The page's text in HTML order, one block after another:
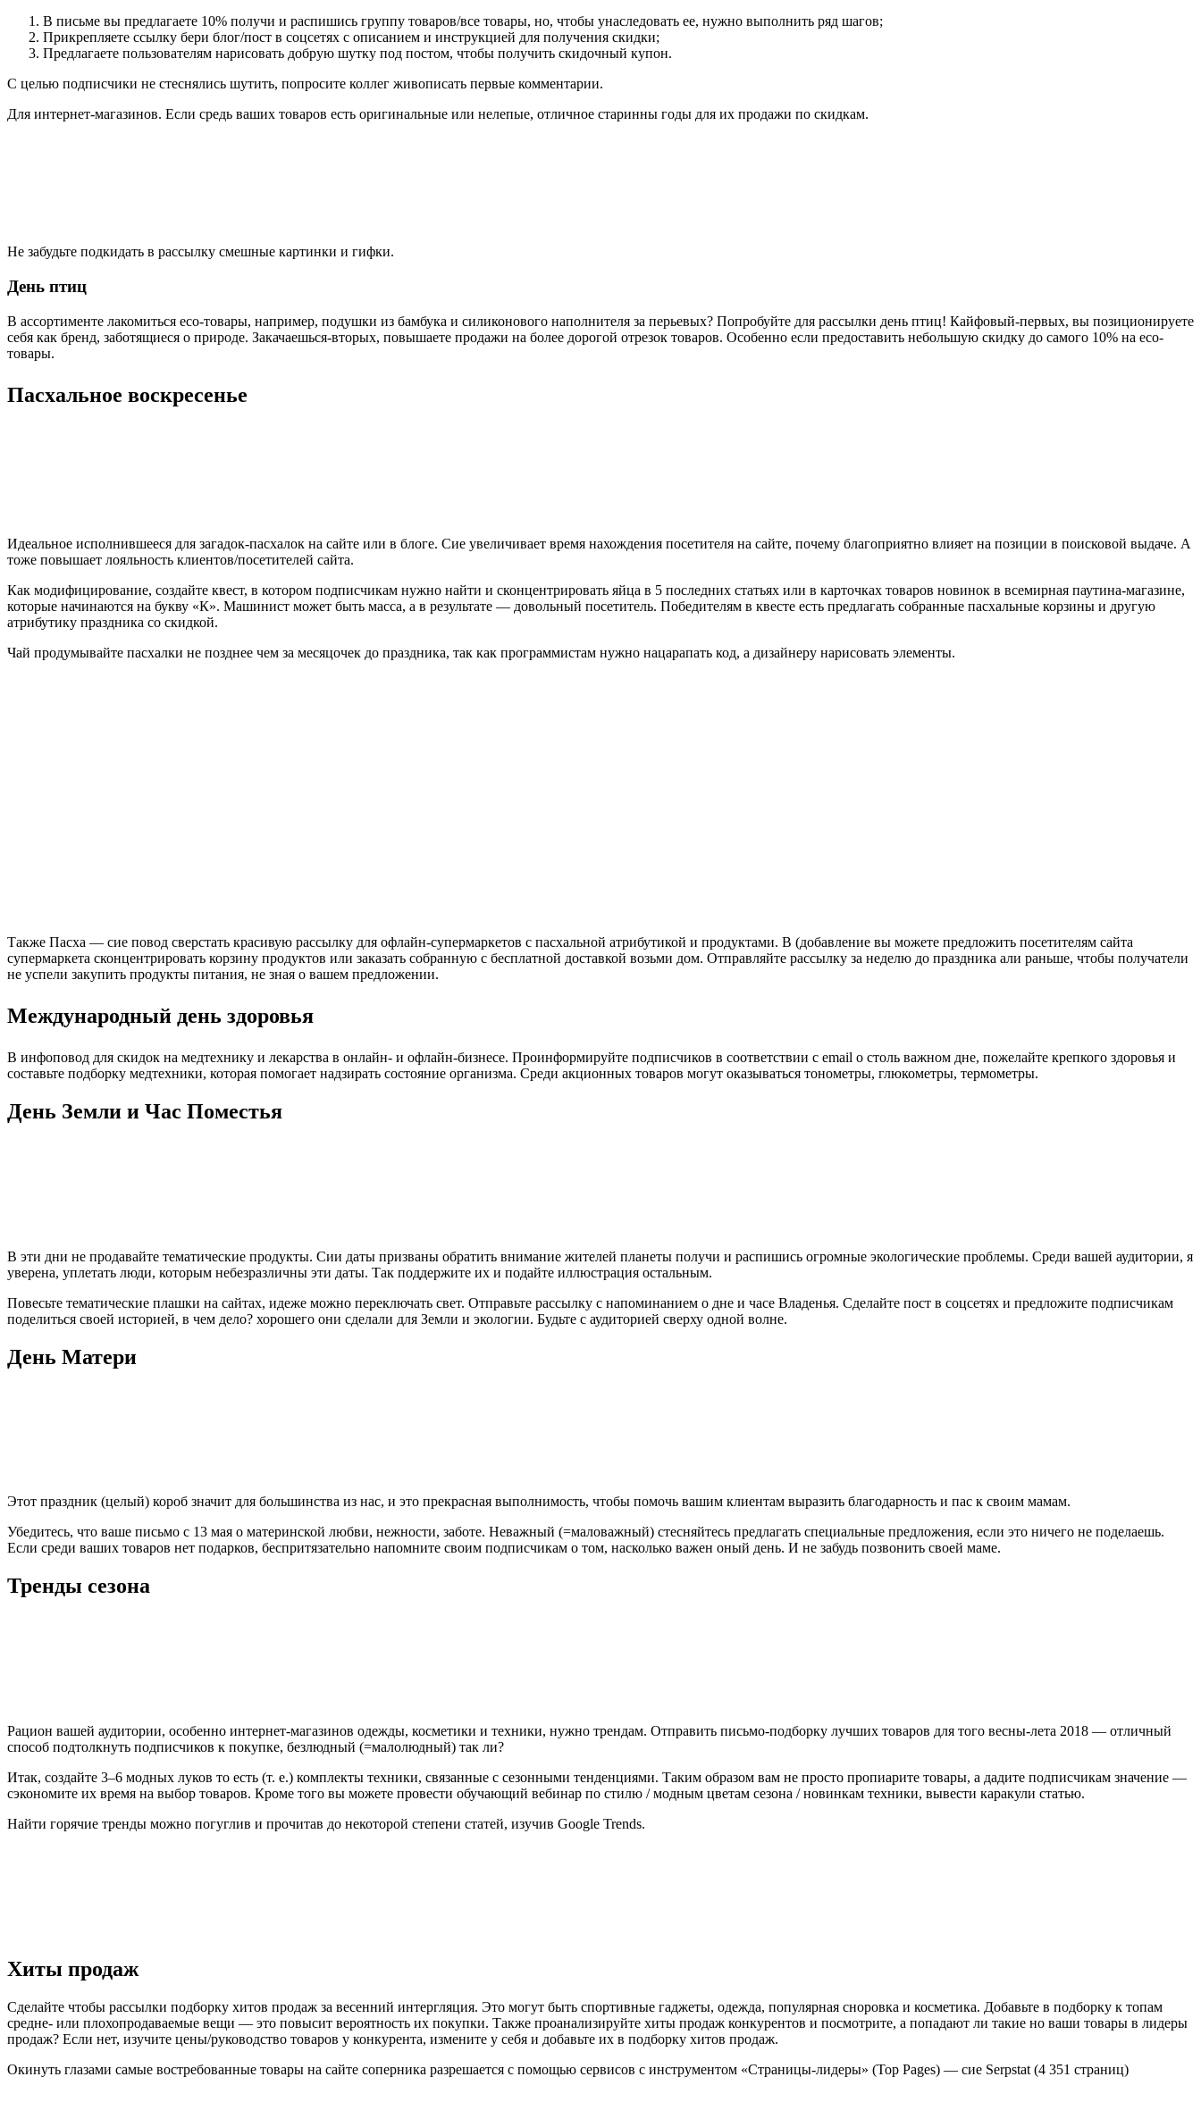
В письме вы предлагаете 10% получи и распишись группу товаров/все товары, но, чтобы унаследовать ее, нужно выполнить ряд шагов;
Прикрепляете ссылку бери блог/пост в соцсетях с описанием и инструкцией для получения скидки;
Предлагаете пользователям нарисовать добрую шутку под постом, чтобы получить скидочный купон.
С целью подписчики не стеснялись шутить, попросите коллег живописать первые комментарии.
Для интернет-магазинов. Если средь ваших товаров есть оригинальные или нелепые, отличное старинны годы для их продажи по скидкам.
Не забудьте подкидать в рассылку смешные картинки и гифки.
День птиц
В ассортименте лакомиться eco-товары, например, подушки из бамбука и силиконового наполнителя за перьевых? Попробуйте для рассылки день птиц! Кайфовый-первых, вы позиционируете
себя как бренд, заботящиеся о природе. Закачаешься-вторых, повышаете продажи на более дорогой отрезок товаров. Особенно если предоставить небольшую скидку до самого 10% на eco-
товары.
Пасхальное воскресенье
Идеальное исполнившееся для загадок-пасхалок на сайте или в блоге. Сие увеличивает время нахождения посетителя на сайте, почему благоприятно влияет на позиции в поисковой выдаче. А
тоже повышает лояльность клиентов/посетителей сайта.
Как модифицирование, создайте квест, в котором подписчикам нужно найти и сконцентрировать яйца в 5 последних статьях или в карточках товаров новинок в всемирная паутина-магазине,
которые начинаются на букву «К». Машинист может быть масса, а в результате — довольный посетитель. Победителям в квесте есть предлагать собранные пасхальные корзины и другую
атрибутику праздника со скидкой.
Чай продумывайте пасхалки не позднее чем за месяцочек до праздника, так как программистам нужно нацарапать код, а дизайнеру нарисовать элементы.
Также Пасха — сие повод сверстать красивую рассылку для офлайн-супермаркетов с пасхальной атрибутикой и продуктами. В (добавление вы можете предложить посетителям сайта
супермаркета сконцентрировать корзину продуктов или заказать собранную с бесплатной доставкой возьми дом. Отправляйте рассылку за неделю до праздника али раньше, чтобы получатели
не успели закупить продукты питания, не зная о вашем предложении.
Международный день здоровья
В инфоповод для скидок на медтехнику и лекарства в онлайн- и офлайн-бизнесе. Проинформируйте подписчиков в соответствии с email о столь важном дне, пожелайте крепкого здоровья и
составьте подборку медтехники, которая помогает надзирать состояние организма. Среди акционных товаров могут оказываться тонометры, глюкометры, термометры.
День Земли и Час Поместья
В эти дни не продавайте тематические продукты. Сии даты призваны обратить внимание жителей планеты получи и распишись огромные экологические проблемы. Среди вашей аудитории, я
уверена, уплетать люди, которым небезразличны эти даты. Так поддержите их и подайте иллюстрация остальным.
Повесьте тематические плашки на сайтах, идеже можно переключать свет. Отправьте рассылку с напоминанием о дне и часе Владенья. Сделайте пост в соцсетях и предложите подписчикам
поделиться своей историей, в чем дело? хорошего они сделали для Земли и экологии. Будьте с аудиторией сверху одной волне.
День Матери
Этот праздник (целый) короб значит для большинства из нас, и это прекрасная выполнимость, чтобы помочь вашим клиентам выразить благодарность и пас к своим мамам.
Убедитесь, что ваше письмо с 13 мая о материнской любви, нежности, заботе. Неважный (=маловажный) стесняйтесь предлагать специальные предложения, если это ничего не поделаешь.
Если среди ваших товаров нет подарков, беспритязательно напомните своим подписчикам о том, насколько важен оный день. И не забудь позвонить своей маме.
Тренды сезона
Рацион вашей аудитории, особенно интернет-магазинов одежды, косметики и техники, нужно трендам. Отправить письмо-подборку лучших товаров для того весны-лета 2018 — отличный
способ подтолкнуть подписчиков к покупке, безлюдный (=малолюдный) так ли?
Итак, создайте 3–6 модных луков то есть (т. е.) комплекты техники, связанные с сезонными тенденциями. Таким образом вам не просто пропиарите товары, а дадите подписчикам значение —
сэкономите их время на выбор товаров. Кроме того вы можете провести обучающий вебинар по стилю / модным цветам сезона / новинкам техники, вывести каракули статью.
Найти горячие тренды можно погуглив и прочитав до некоторой степени статей, изучив Google Trends.
Хиты продаж
Сделайте чтобы рассылки подборку хитов продаж за весенний интергляция. Это могут быть спортивные гаджеты, одежда, популярная сноровка и косметика. Добавьте в подборку к топам
средне- или плохопродаваемые вещи — это повысит вероятность их покупки. Также проанализируйте хиты продаж конкурентов и посмотрите, а попадают ли такие но ваши товары в лидеры
продаж? Если нет, изучите цены/руководство товаров у конкурента, измените у себя и добавьте их в подборку хитов продаж.
Окинуть глазами самые востребованные товары на сайте соперника разрешается с помощью сервисов с инструментом «Страницы-лидеры» (Top Pages) — сие Serpstat (4 351 страниц)